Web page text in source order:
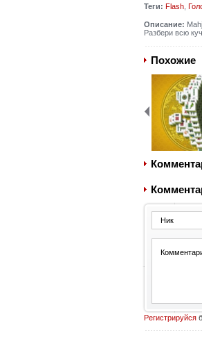
Теги: Flash,
Описание:
Разбери всю
Похожие
Регистрируйся